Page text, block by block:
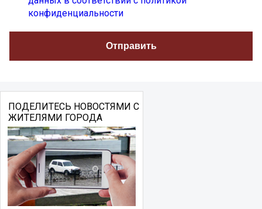
конфиденциальности
ПОДЕЛИТЕСЬ НОВОСТЯМИ С
ЖИТЕЛЯМИ ГОРОДА